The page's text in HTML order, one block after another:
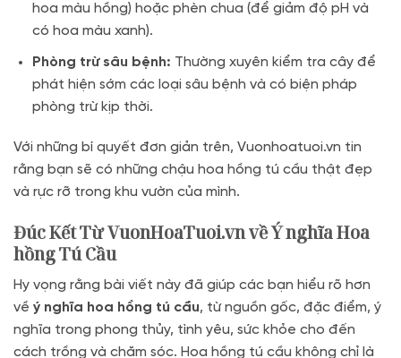
hoa màu hồng) hoặc phèn chua (để giảm độ pH và
có hoa màu xanh).
Phòng trừ sâu bệnh: Thường xuyên kiểm tra cây để
phát hiện sớm các loại sâu bệnh và có biện pháp
phòng trừ kịp thời.
Với những bí quyết đơn giản trên, Vuonhoatuoi.vn tin
rằng bạn sẽ có những chậu hoa hồng tú cầu thật đẹp
và rực rỡ trong khu vườn của mình.
Đúc Kết Từ VuonHoaTuoi.vn về Ý nghĩa Hoa
hồng Tú Cầu
Hy vọng rằng bài viết này đã giúp các bạn hiểu rõ hơn
về ý nghĩa hoa hồng tú cầu, từ nguồn gốc, đặc điểm, ý
nghĩa trong phong thủy, tình yêu, sức khỏe cho đến
cách trồng và chăm sóc. Hoa hồng tú cầu không chỉ là